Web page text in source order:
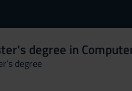
degree in
degree